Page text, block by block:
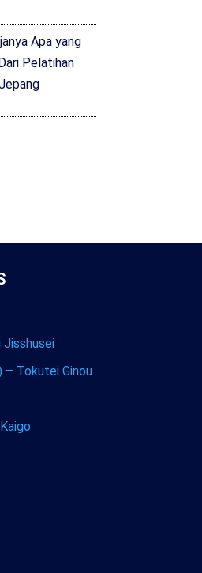
Apa yang
Pelatihan
Jisshusei
– Tokutei Ginou